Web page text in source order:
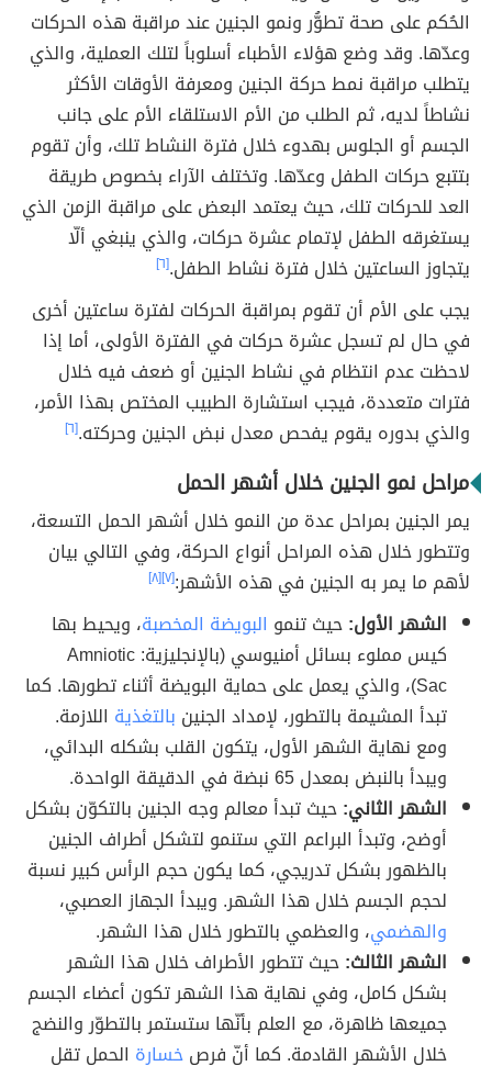
الحُكم على صحة تطوُّر ونمو الجنين عند مراقبة هذه الحركات
وعدّها. وقد وضع هؤلاء الأطباء أسلوباً لتلك العملية، والذي
يتطلب مراقبة نمط حركة الجنين ومعرفة الأوقات الأكثر
نشاطاً لديه، ثم الطلب من الأم الاستلقاء الأم على جانب
الجسم أو الجلوس بهدوء خلال فترة النشاط تلك، وأن تقوم
بتتبع حركات الطفل وعدّها. وتختلف الآراء بخصوص طريقة
العد للحركات تلك، حيث يعتمد البعض على مراقبة الزمن الذي
يستغرقه الطفل لإتمام عشرة حركات، والذي ينبغي ألّا
يتجاوز الساعتين خلال فترة نشاط الطفل.[٦]
يجب على الأم أن تقوم بمراقبة الحركات لفترة ساعتين أخرى
في حال لم تسجل عشرة حركات في الفترة الأولى، أما إذا
لاحظت عدم انتظام في نشاط الجنين أو ضعف فيه خلال
فترات متعددة، فيجب استشارة الطبيب المختص بهذا الأمر،
والذي بدوره يقوم يفحص معدل نبض الجنين وحركته.[٦]
مراحل نمو الجنين خلال أشهر الحمل
يمر الجنين بمراحل عدة من النمو خلال أشهر الحمل التسعة،
وتتطور خلال هذه المراحل أنواع الحركة، وفي التالي بيان
لأهم ما يمر به الجنين في هذه الأشهر:[٧] [٨]
الشهر الأول:حيث تنمو البويضة المخصبة، ويحيط بها
كيس مملوء بسائل أمنيوسي (بالإنجليزية: Amniotic
Sac)، والذي يعمل على حماية البويضة أثناء تطورها. كما
تبدأ المشيمة بالتطور، لإمداد الجنين بالتغذية اللازمة.
ومع نهاية الشهر الأول، يتكون القلب بشكله البدائي،
ويبدأ بالنبض بمعدل 65 نبضة في الدقيقة الواحدة.
الشهر الثاني:حيث تبدأ معالم وجه الجنين بالتكوّن بشكل
أوضح، وتبدأ البراعم التي ستنمو لتشكل أطراف الجنين
بالظهور بشكل تدريجي، كما يكون حجم الرأس كبير نسبة
لحجم الجسم خلال هذا الشهر. ويبدأ الجهاز العصبي،
والهضمي، والعظمي بالتطور خلال هذا الشهر.
الشهر الثالث:حيث تتطور الأطراف خلال هذا الشهر
بشكل كامل، وفي نهاية هذا الشهر تكون أعضاء الجسم
جميعها ظاهرة، مع العلم بأنّها ستستمر بالتطوّر والنضج
خلال الأشهر القادمة. كما أنّ فرصخسارة الحمل تقل